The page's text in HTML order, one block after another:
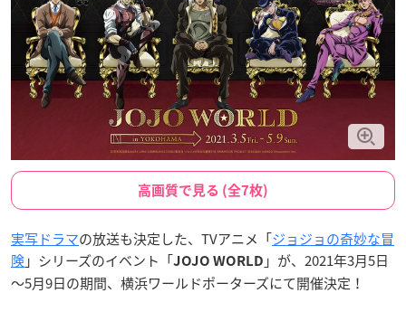
高画質で見る (全7枚)
実写ドラマの放送も決定した、TVアニメ「ジョジョの奇妙な冒
険」シリーズのイベント「JOJO WORLD 」が、2021年3月5日
～5月9日の期間、横浜ワールドポーターズにて開催決定！